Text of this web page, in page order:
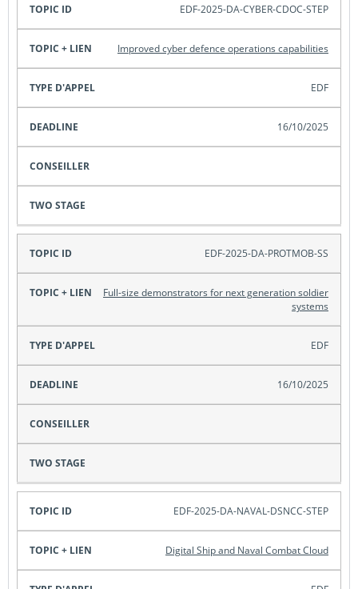
EDF-2025-DA-CYBER-CDOC-STEP
Improved cyber defence operations capabilities
EDF
16/10/2025
EDF-2025-DA-PROTMOB-SS
Full-size demonstrators for next generation soldier
systems
EDF
16/10/2025
EDF-2025-DA-NAVAL-DSNCC-STEP
Digital Ship and Naval Combat Cloud